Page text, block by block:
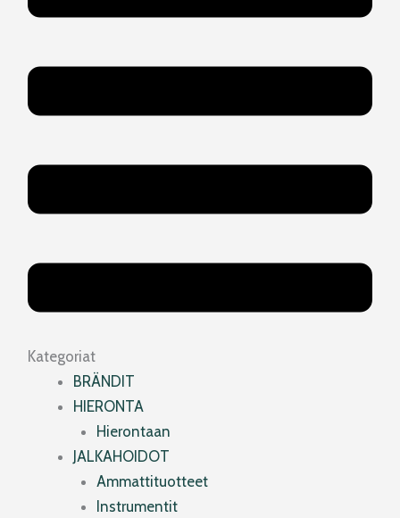
Kategoriat
BRÄNDIT
HIERONTA
Hierontaan
JALKAHOIDOT
Ammattituotteet
Instrumentit